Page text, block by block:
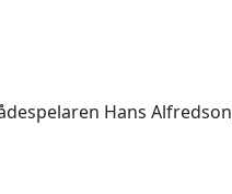
Hans